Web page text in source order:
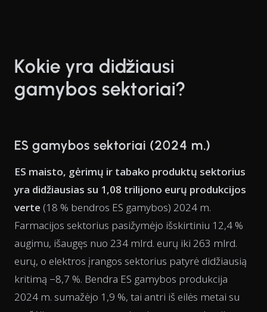
Kokie yra didžiausi
gamybos sektoriai?
ES gamybos sektoriai (2024 m.)
ES maisto, gėrimų ir tabako produktų sektorius
yra didžiausias su 1,08 trilijono eurų produkcijos
verte (18 % bendros ES gamybos) 2024 m.
Farmacijos sektorius pasižymėjo išskirtiniu 12,4 %
augimu, išaugęs nuo 234 mlrd. eurų iki 263 mlrd.
eurų, o elektros įrangos sektorius patyrė didžiausią
kritimą −8,7 %. Bendra ES gamybos produkcija
2024 m. sumažėjo 1,9 %, tai antri iš eilės metai su